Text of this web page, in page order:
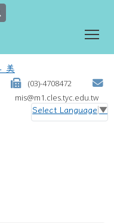
(03)-4708472
mis@m1.cles.tyc.edu.tw
Select Language ▼